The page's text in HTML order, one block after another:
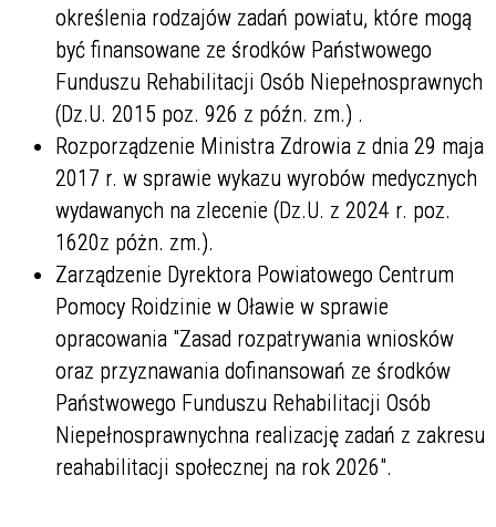
określenia rodzajów zadań powiatu, które mogą
być finansowane ze środków Państwowego
Funduszu Rehabilitacji Osób Niepełnosprawnych
(Dz.U. 2015 poz. 926 z późn. zm.) .
Rozporządzenie Ministra Zdrowia z dnia 29 maja
2017 r. w sprawie wykazu wyrobów medycznych
wydawanych na zlecenie (Dz.U. z 2024 r. poz.
1620z póżn. zm.).
Zarządzenie Dyrektora Powiatowego Centrum
Pomocy Roidzinie w Oławie w sprawie
opracowania "Zasad rozpatrywania wniosków
oraz przyznawania dofinansowań ze środków
Państwowego Funduszu Rehabilitacji Osób
Niepełnosprawnychna realizację zadań z zakresu
reahabilitacji społecznej na rok 2026".